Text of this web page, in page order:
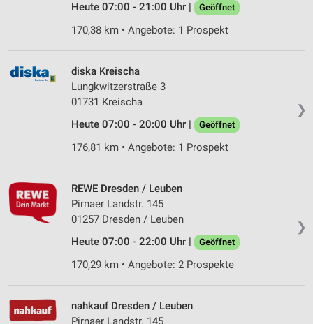
Heute 07:00 - 21:00 Uhr |
Geöffnet
170,38 km • Angebote: 1 Prospekt
❯
diska Kreischa
Lungkwitzerstraße 3
01731 Kreischa
Heute 07:00 - 20:00 Uhr |
Geöffnet
176,81 km • Angebote: 1 Prospekt
❯
REWE Dresden / Leuben
Pirnaer Landstr. 145
01257 Dresden / Leuben
Heute 07:00 - 22:00 Uhr |
Geöffnet
170,29 km • Angebote: 2 Prospekte
nahkauf Dresden / Leuben
Pirnaer Landstr. 145